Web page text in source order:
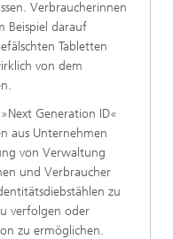
Verbraucherinnen
Beispiel darauf
Tabletten
von dem
Generation ID«
aus Unternehmen
von Verwaltung
und Verbraucher
zu
verfolgen oder
zu ermöglichen.